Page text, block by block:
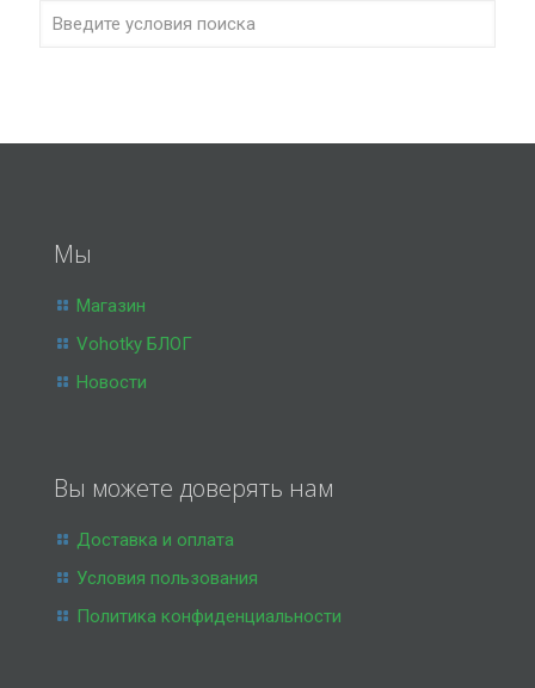
Мы
Магазин
Vohotky БЛОГ
Новости
Вы можете доверять нам
Доставка и оплата
Условия пользования
Политика конфиденциальности